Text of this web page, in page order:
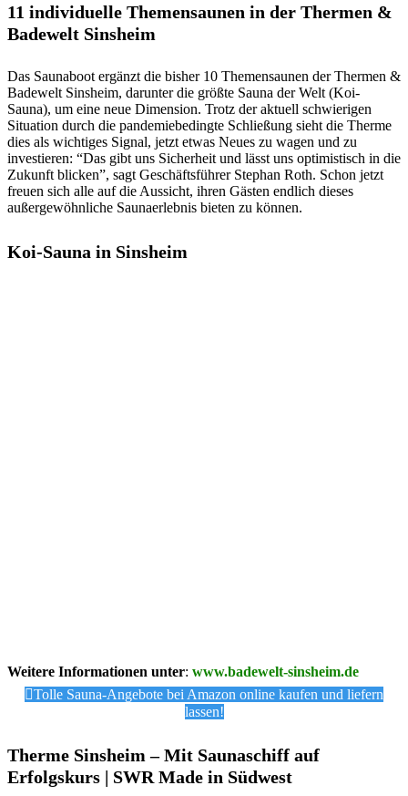
11 individuelle Themensaunen in der Thermen &
Badewelt Sinsheim
Das Saunaboot ergänzt die bisher 10 Themensaunen der Thermen &
Badewelt Sinsheim, darunter die größte Sauna der Welt (Koi-
Sauna), um eine neue Dimension. Trotz der aktuell schwierigen
Situation durch die pandemiebedingte Schließung sieht die Therme
dies als wichtiges Signal, jetzt etwas Neues zu wagen und zu
investieren: “Das gibt uns Sicherheit und lässt uns optimistisch in die
Zukunft blicken”, sagt Geschäftsführer Stephan Roth. Schon jetzt
freuen sich alle auf die Aussicht, ihren Gästen endlich dieses
außergewöhnliche Saunaerlebnis bieten zu können.
Koi-Sauna in Sinsheim
Weitere Informationen unter: www.badewelt-sinsheim.de
Tolle Sauna-Angebote bei Amazon online kaufen und liefern
lassen!
Therme Sinsheim – Mit Saunaschiff auf
Erfolgskurs | SWR Made in Südwest